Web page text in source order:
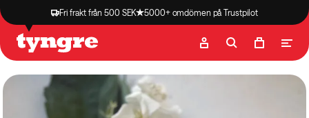
Fri frakt från 500 SEK 5000+ omdömen på Trustpilot
Butik Recept